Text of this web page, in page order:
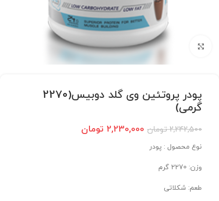
برای بزرگنمایی کلیک کنید
پودر پروتئین وی گلد دوبیس(2270
گرمی)
2,242,500 تومان 2,230,000 تومان
نوع محصول : پودر
وزن: 2270 گرم
طعم: شکلاتی